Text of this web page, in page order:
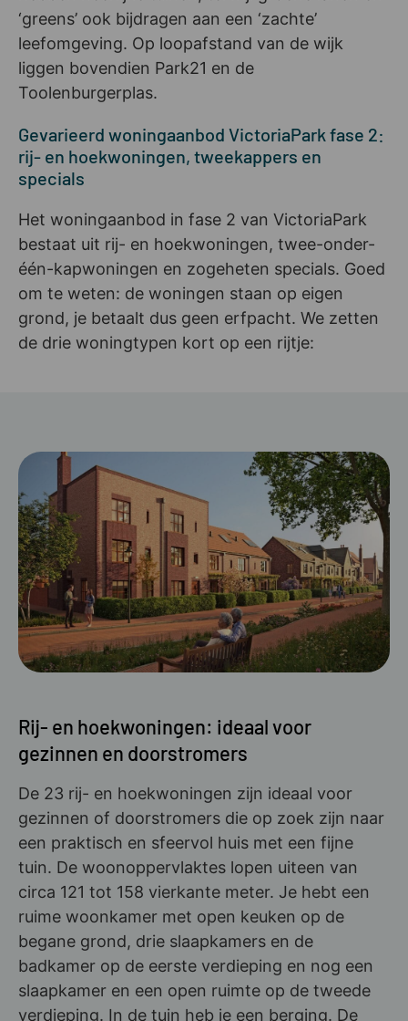
‘greens’ ook bijdragen aan een ‘zachte’
leefomgeving. Op loopafstand van de wijk
liggen bovendien Park21 en de
Toolenburgerplas.
Gevarieerd woningaanbod VictoriaPark fase 2:
rij- en hoekwoningen, tweekappers en
specials
Het woningaanbod in fase 2 van VictoriaPark
bestaat uit rij- en hoekwoningen, twee-onder-
één-kapwoningen en zogeheten specials. Goed
om te weten: de woningen staan op eigen
grond, je betaalt dus geen erfpacht. We zetten
de drie woningtypen kort op een rijtje:
Rij- en hoekwoningen: ideaal voor
gezinnen en doorstromers
De 23 rij- en hoekwoningen zijn ideaal voor
gezinnen of doorstromers die op zoek zijn naar
een praktisch en sfeervol huis met een fijne
tuin. De woonoppervlaktes lopen uiteen van
circa 121 tot 158 vierkante meter. Je hebt een
ruime woonkamer met open keuken op de
begane grond, drie slaapkamers en de
badkamer op de eerste verdieping en nog een
slaapkamer en een open ruimte op de tweede
verdieping. In de tuin heb je een berging. De